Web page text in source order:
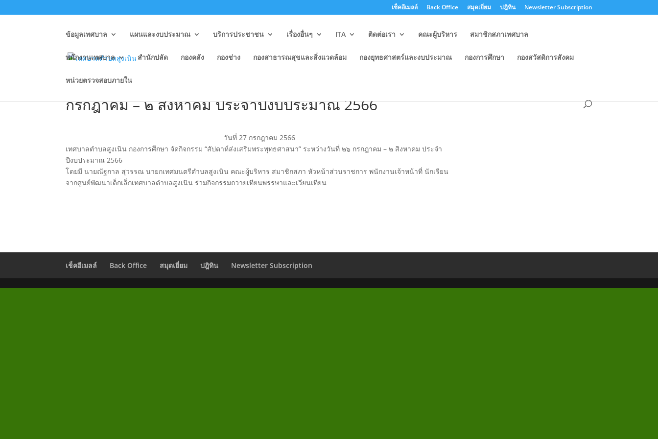
เช็คอีเมลล์ Back Office สมุดเยี่ยม ปฎิทิน Newsletter Subscription
ข้อมูลเทศบาล แผนและงบประมาณ บริการประชาชน เรื่องอื่นๆ ITA ติดต่อเรา คณะผู้บริหาร สมาชิกสภาเทศบาล
พนักงานเทศบาล สำนักปลัด กองคลัง กองช่าง กองสาธารณสุขและสิ่งแวดล้อม กองยุทธศาสตร์และงบประมาณ กองการศึกษา กองสวัสดิการสังคม
หน่วยตรวจสอบภายใน
กรกฎาคม – ๒ สิงหาคม ประจำปีงบประมาณ 2566
วันที่ 27 กรกฎาคม 2566
เทศบาลตำบลสูงเนิน กองการศึกษา จัดกิจกรรม “สัปดาห์ส่งเสริมพระพุทธศาสนา” ระหว่างวันที่ ๒๖ กรกฎาคม – ๒ สิงหาคม ประจำ
ปีงบประมาณ 2566
โดยมี นายณัฐกาล สุวรรณ นายกเทศมนตรีตำบลสูงเนิน คณะผู้บริหาร สมาชิกสภา หัวหน้าส่วนราชการ พนักงานเจ้าหน้าที่ นักเรียน
จากศูนย์พัฒนาเด็กเล็กเทศบาลตำบลสูงเนิน ร่วมกิจกรรมถวายเทียนพรรษาและเวียนเทียน
เช็คอีเมลล์ Back Office สมุดเยี่ยม ปฎิทิน Newsletter Subscription